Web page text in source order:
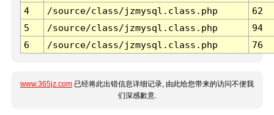
4
/source/class/jzmysql.class.php
62
5
/source/class/jzmysql.class.php
94
6
/source/class/jzmysql.class.php 76
www.365jz.com 已经将此出错信息详细记录, 由此给您带来的访问不便我
们深感歉意.